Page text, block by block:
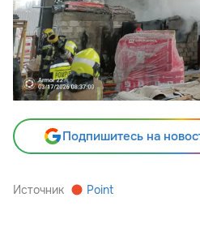
Подпишитесь на
Источник Point